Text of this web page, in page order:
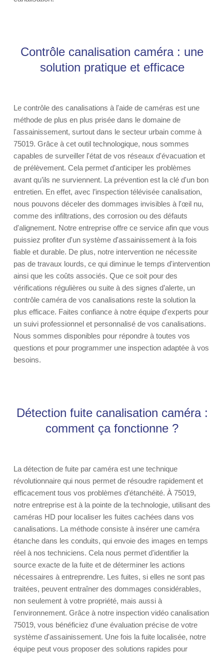
Contrôle canalisation caméra : une
solution pratique et efficace
Le contrôle des canalisations à l'aide de caméras est une
méthode de plus en plus prisée dans le domaine de
l'assainissement, surtout dans le secteur urbain comme à
75019. Grâce à cet outil technologique, nous sommes
capables de surveiller l'état de vos réseaux d'évacuation et
de prélèvement. Cela permet d'anticiper les problèmes
avant qu’ils ne surviennent. La prévention est la clé d'un bon
entretien. En effet, avec l’inspection télévisée canalisation,
nous pouvons déceler des dommages invisibles à l'œil nu,
comme des infiltrations, des corrosion ou des défauts
d'alignement. Notre entreprise offre ce service afin que vous
puissiez profiter d'un système d'assainissement à la fois
fiable et durable. De plus, notre intervention ne nécessite
pas de travaux lourds, ce qui diminue le temps d'intervention
ainsi que les coûts associés. Que ce soit pour des
vérifications régulières ou suite à des signes d’alerte, un
contrôle caméra de vos canalisations reste la solution la
plus efficace. Faites confiance à notre équipe d'experts pour
un suivi professionnel et personnalisé de vos canalisations.
Nous sommes disponibles pour répondre à toutes vos
questions et pour programmer une inspection adaptée à vos
besoins.
Détection fuite canalisation caméra :
comment ça fonctionne ?
La détection de fuite par caméra est une technique
révolutionnaire qui nous permet de résoudre rapidement et
efficacement tous vos problèmes d’étanchéité. À 75019,
notre entreprise est à la pointe de la technologie, utilisant des
caméras HD pour localiser les fuites cachées dans vos
canalisations. La méthode consiste à insérer une caméra
étanche dans les conduits, qui envoie des images en temps
réel à nos techniciens. Cela nous permet d'identifier la
source exacte de la fuite et de déterminer les actions
nécessaires à entreprendre. Les fuites, si elles ne sont pas
traitées, peuvent entraîner des dommages considérables,
non seulement à votre propriété, mais aussi à
l'environnement. Grâce à notre inspection vidéo canalisation
75019, vous bénéficiez d'une évaluation précise de votre
système d'assainissement. Une fois la fuite localisée, notre
équipe peut vous proposer des solutions rapides pour